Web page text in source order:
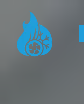
contenu